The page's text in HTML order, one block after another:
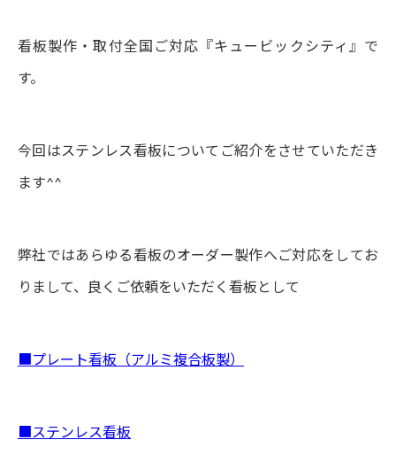
看板製作・取付全国ご対応『キュービックシティ』で
す。
今回はステンレス看板についてご紹介をさせていただき
ます^^
弊社ではあらゆる看板のオーダー製作へご対応をしてお
りまして、良くご依頼をいただく看板として
■プレート看板（アルミ複合板製）
■ステンレス看板